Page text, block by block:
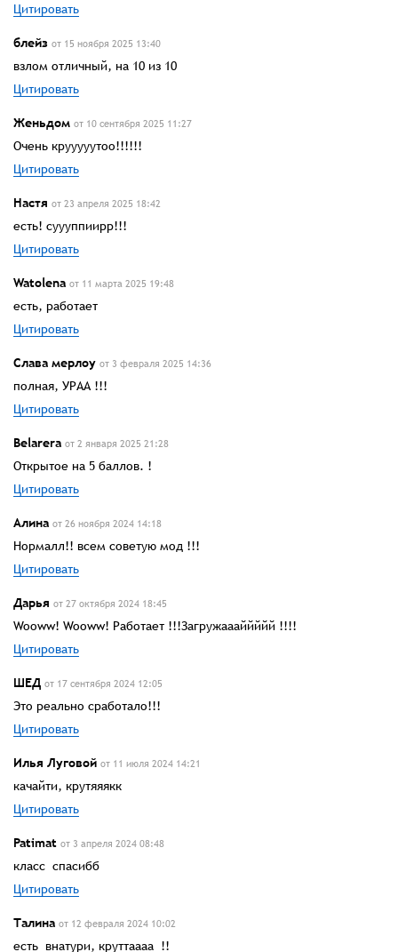
Цитировать
блейз от 15 ноября 2025 13:40
взлом отличный, на 10 из 10
Цитировать
Женьдом от 10 сентября 2025 11:27
Очень крууууутоо!!!!!!
Цитировать
Настя от 23 апреля 2025 18:42
есть! суууппиирр!!!
Цитировать
Watolena от 11 марта 2025 19:48
есть, работает
Цитировать
Слава мерлоу от 3 февраля 2025 14:36
полная, УРАА !!!
Цитировать
Belarerа от 2 января 2025 21:28
Открытое на 5 баллов. !
Цитировать
Алина от 26 ноября 2024 14:18
Нормалл!! всем советую мод !!!
Цитировать
Дарья от 27 октября 2024 18:45
Wooww! Wooww! Работает !!!Загружаааййййй !!!!
Цитировать
ШЕД от 17 сентября 2024 12:05
Это реально сработало!!!
Цитировать
Илья Луговой от 11 июля 2024 14:21
качайти, крутяяякк
Цитировать
Patimat от 3 апреля 2024 08:48
класс спасибб
Цитировать
Талина от 12 февраля 2024 10:02
есть внатури, круттаааа !!